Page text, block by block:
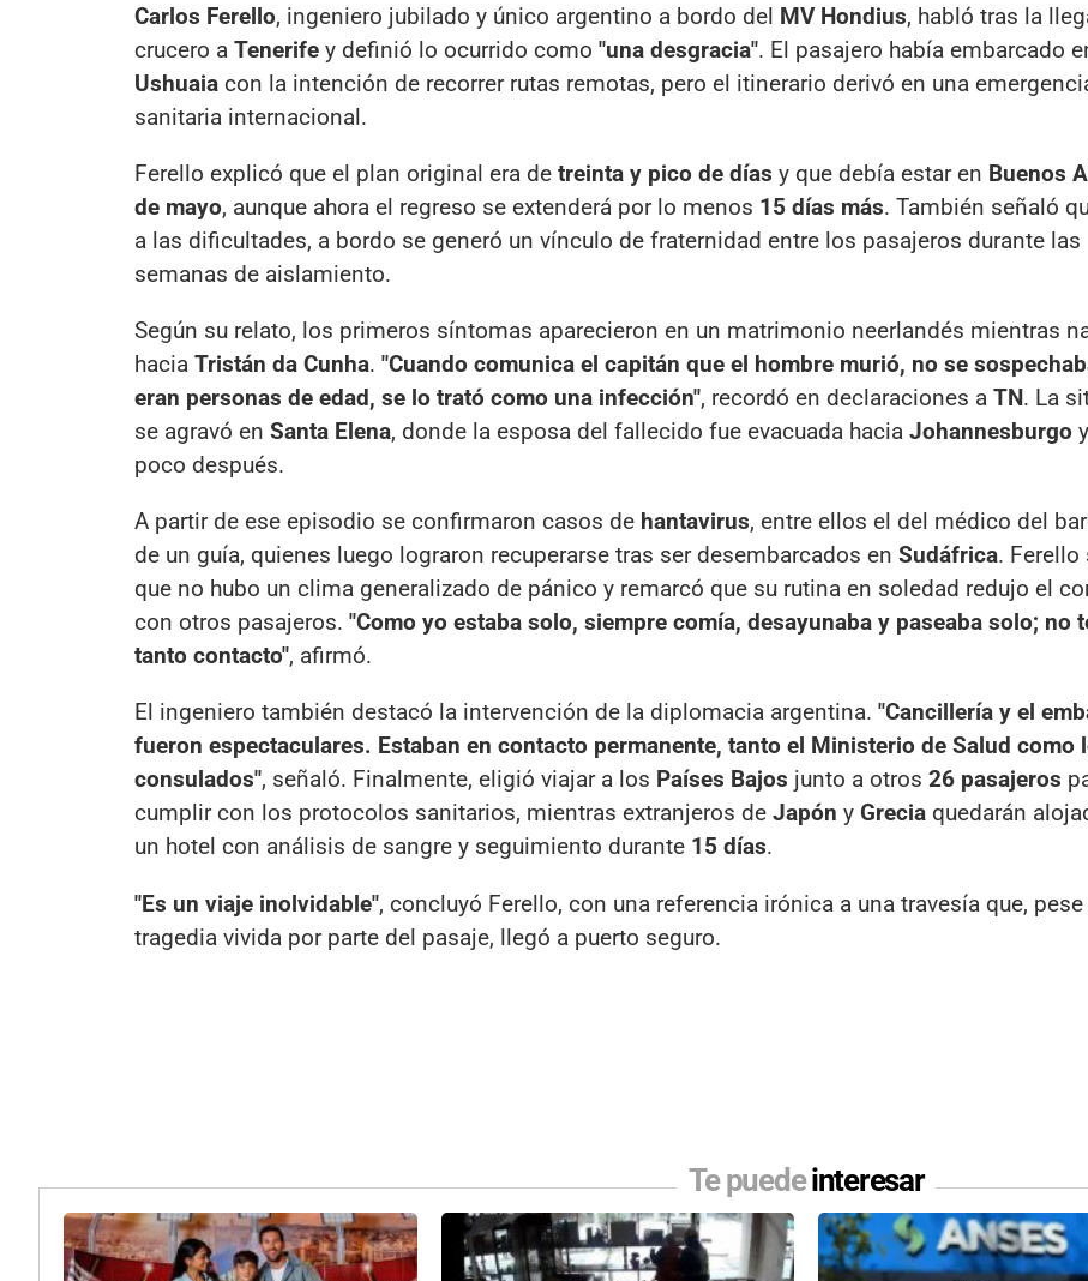
Carlos Ferello, ingeniero jubilado y único argentino a bordo del MV Hondius, habló tras la
crucero a Tenerife y definió lo ocurrido como "una desgracia". El pasajero había embarcado
Ushuaia con la intención de recorrer rutas remotas, pero el itinerario derivó en una
sanitaria internacional.
Ferello explicó que el plan original era de treinta y pico de días y que debía estar en Buenos
de mayo, aunque ahora el regreso se extenderá por lo menos 15 días más. También señaló
a las dificultades, a bordo se generó un vínculo de fraternidad entre los pasajeros durante las
semanas de aislamiento.
Según su relato, los primeros síntomas aparecieron en un matrimonio neerlandés mientras
hacia Tristán da Cunha. "Cuando comunica el capitán que el hombre murió, no se
eran personas de edad, se lo trató como una infección", recordó en declaraciones a TN. La
se agravó en Santa Elena, donde la esposa del fallecido fue evacuada hacia Johannesburgo
poco después.
A partir de ese episodio se confirmaron casos de hantavirus, entre ellos el del médico del
de un guía, quienes luego lograron recuperarse tras ser desembarcados en Sudáfrica. Ferello
que no hubo un clima generalizado de pánico y remarcó que su rutina en soledad redujo el
con otros pasajeros. "Como yo estaba solo, siempre comía, desayunaba y paseaba solo; no
tanto contacto", afirmó.
El ingeniero también destacó la intervención de la diplomacia argentina. "Cancillería y el
fueron espectaculares. Estaban en contacto permanente, tanto el Ministerio de Salud como
consulados", señaló. Finalmente, eligió viajar a los Países Bajos junto a otros 26 pasajeros
cumplir con los protocolos sanitarios, mientras extranjeros de Japón y Grecia quedarán
un hotel con análisis de sangre y seguimiento durante 15 días.
"Es un viaje inolvidable", concluyó Ferello, con una referencia irónica a una travesía que, pese
tragedia vivida por parte del pasaje, llegó a puerto seguro.
Te puedeinteresar